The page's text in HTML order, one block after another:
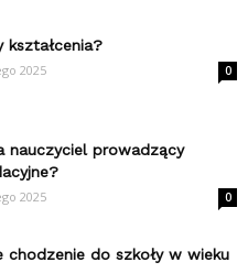
kształcenia?
2025 0
nauczyciel prowadzący
2025 0
chodzenie do szkoły w wieku